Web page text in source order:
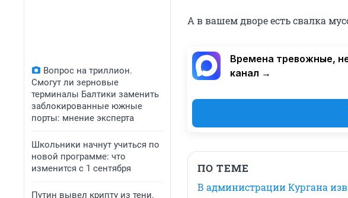
Вопрос на триллион.
Смогут ли зерновые
терминалы Балтики заменить
заблокированные южные
порты: мнение эксперта
Школьники начнут учиться по
новой программе: что
изменится с 1 сентября
Путин вывел крипту из тени.
А в вашем дворе есть свалка
Времена тревожные,
канал →
ПО ТЕМЕ
В администрации Кургана